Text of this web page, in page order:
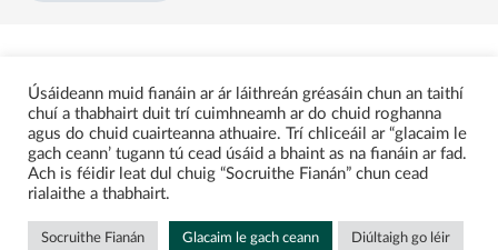
Úsáideann muid fianáin ar ár láithreán gréasáin chun an taithí
chuí a thabhairt duit trí cuimhneamh ar do chuid roghanna
agus do chuid cuairteanna athuaire. Trí chliceáil ar “glacaim le
gach ceann’ tugann tú cead úsáid a bhaint as na fianáin ar fad.
Ach is féidir leat dul chuig “Socruithe Fianán” chun cead
rialaithe a thabhairt.
Socruithe Fianán Glacaim le gach ceann Diúltaigh go léir